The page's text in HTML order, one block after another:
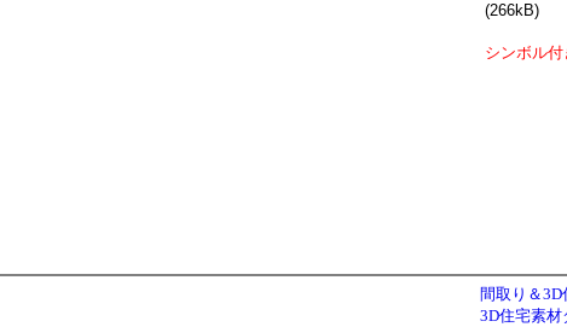
(266kB)
シンボル付
間取り＆
3D住宅素